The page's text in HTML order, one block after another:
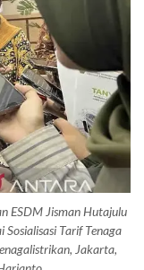
ESDM Jisman Hutajulu
Tarif Tenaga
Jakarta,